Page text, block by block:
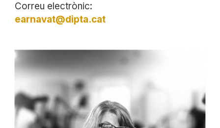
Correu electrònic:
earnavat@dipta.cat